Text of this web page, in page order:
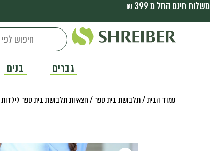
משלוח חינם החל מ 399 ₪
גברים בנים
עמוד הבית/תלבושת בית ספר/חצאיות תלבושת בית ספר לילדות